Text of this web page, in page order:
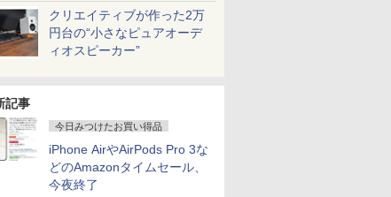
クリエイティブが作った2万
円台の“小さなピュアオーデ
ィオスピーカー”
記事
今日みつけたお買い得品
iPhone AirやAirPods Pro 3な
どのAmazonタイムセール、
今夜終了